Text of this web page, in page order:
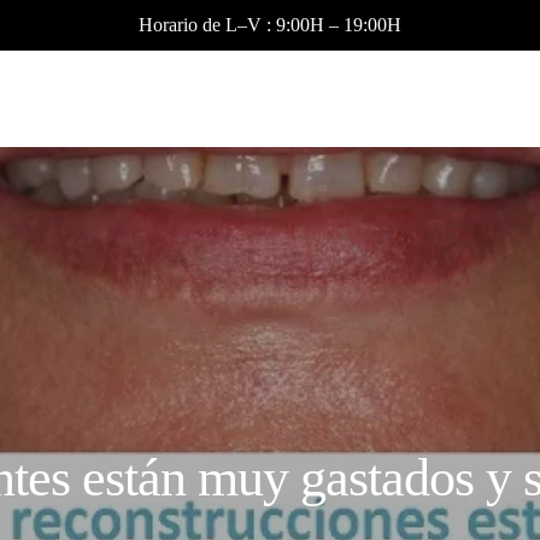
Horario de L–V : 9:00H – 19:00H
están muy gastados y